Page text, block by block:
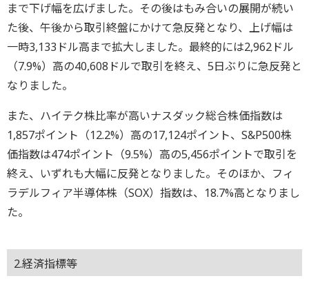
まで下げ幅を広げました。その後はもみ合いの展開が続い
た後、午後から取引終盤にかけて急反発となり、上げ幅は
一時3,133ドル高まで拡大しました。最終的には2,962ドル
（7.9%）高の40,608ドルで取引を終え、5日ぶりに急反発と
なりました。
また、ハイテク株比率が高いナスダック総合株価指数は
1,857ポイント（12.2%）高の17,124ポイント、S&P500株
価指数は474ポイント（9.5%）高の5,456ポイントで取引を
終え、いずれも大幅に反発となりました。そのほか、フィ
ラデルフィア半導体株（SOX）指数は、18.7%高となりまし
た。
2.経済指標等